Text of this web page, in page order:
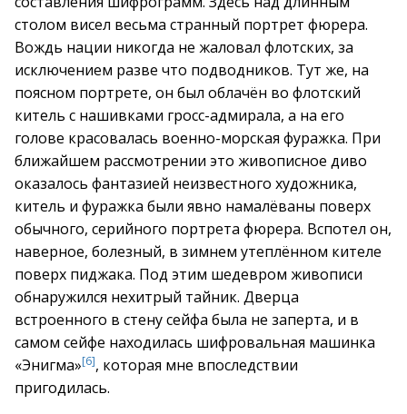
столом висел весьма странный портрет фюрера.
Вождь нации никогда не жаловал флотских, за
исключением разве что подводников. Тут же, на
поясном портрете, он был облачён во флотский
китель с нашивками гросс-адмирала, а на его
голове красовалась военно-морская фуражка. При
ближайшем рассмотрении это живописное диво
оказалось фантазией неизвестного художника,
китель и фуражка были явно намалёваны поверх
обычного, серийного портрета фюрера. Вспотел он,
наверное, болезный, в зимнем утеплённом кителе
поверх пиджака. Под этим шедевром живописи
обнаружился нехитрый тайник. Дверца
встроенного в стену сейфа была не заперта, и в
самом сейфе находилась шифровальная машинка
«Энигма»[6], которая мне впоследствии
пригодилась.